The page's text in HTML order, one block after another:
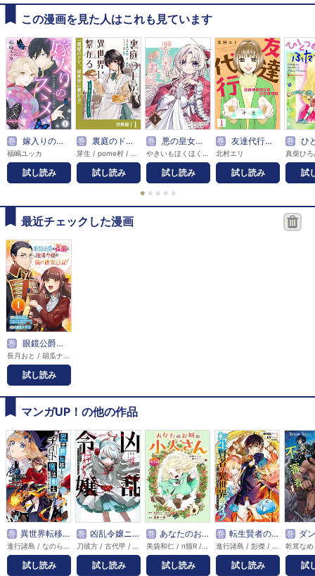
この漫画を見た人はこれも見ています
巻 嫁入りのススメ～大正御曹司の強引な求婚～
福嶋ユッカ
試し読み
巻 裏庭のドア、異世界に繋がる【分冊版】
試し読み
巻 悪の皇女はもう誰も殺さない【分冊版】
試し読み
巻 友達代行～あなたのお悩み解決します～
北村エリ
試し読み
巻 ひとつ
真柴ひろ
試
● ● ● ● ●
最近チェックした漫画
巻 眼鏡公爵の初恋と地味令嬢の腐れ観察日記【分冊版】
試し読み
マンガUP！の他の作品
巻 異世界転移したのでチートを生かして魔法剣士やることにする
試し読み
巻 凶乱令嬢ニア・リストン 病弱令嬢に転生した神殺しの武人の華麗なる無双録
試し読み
巻 あなたのお城の小人さん ～御飯下さい、働きますっ～（コミック）【分冊版】
試し読み
巻 転生賢者の異世界ライフ～第二の職業を得て、世界最強になりました～
試し読み
巻 ダンジョンに閉じ込められ
試